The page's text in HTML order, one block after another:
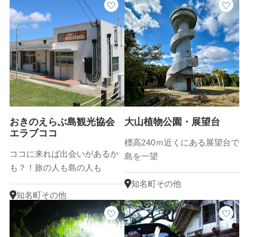
おきのえらぶ島観光協会
エラブココ
ココに来れば出会いがあるか
も？！旅の人も島の人も
「エラブココ」に行こう！
知名町その他
大山植物公園・展望台
標高240ｍ近くにある展望台で
島を一望
知名町その他